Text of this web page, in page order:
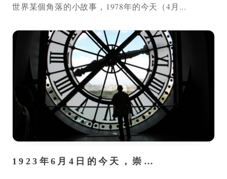
世界某個角落的小故事，1978年的今天（4月...
1923年6月4日的今天，崇…